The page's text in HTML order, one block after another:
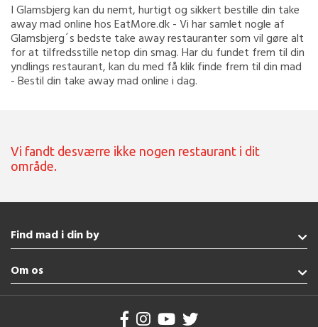
I Glamsbjerg kan du nemt, hurtigt og sikkert bestille din take
away mad online hos EatMore.dk - Vi har samlet nogle af
Glamsbjerg´s bedste take away restauranter som vil gøre alt
for at tilfredsstille netop din smag. Har du fundet frem til din
yndlings restaurant, kan du med få klik finde frem til din mad
- Bestil din take away mad online i dag.
Vi fandt desværre ikke nogen restaurant i dit
område.
Find mad i din by
Broager
Esbjerg
Haderslev
Om os
Handelsbetingelser